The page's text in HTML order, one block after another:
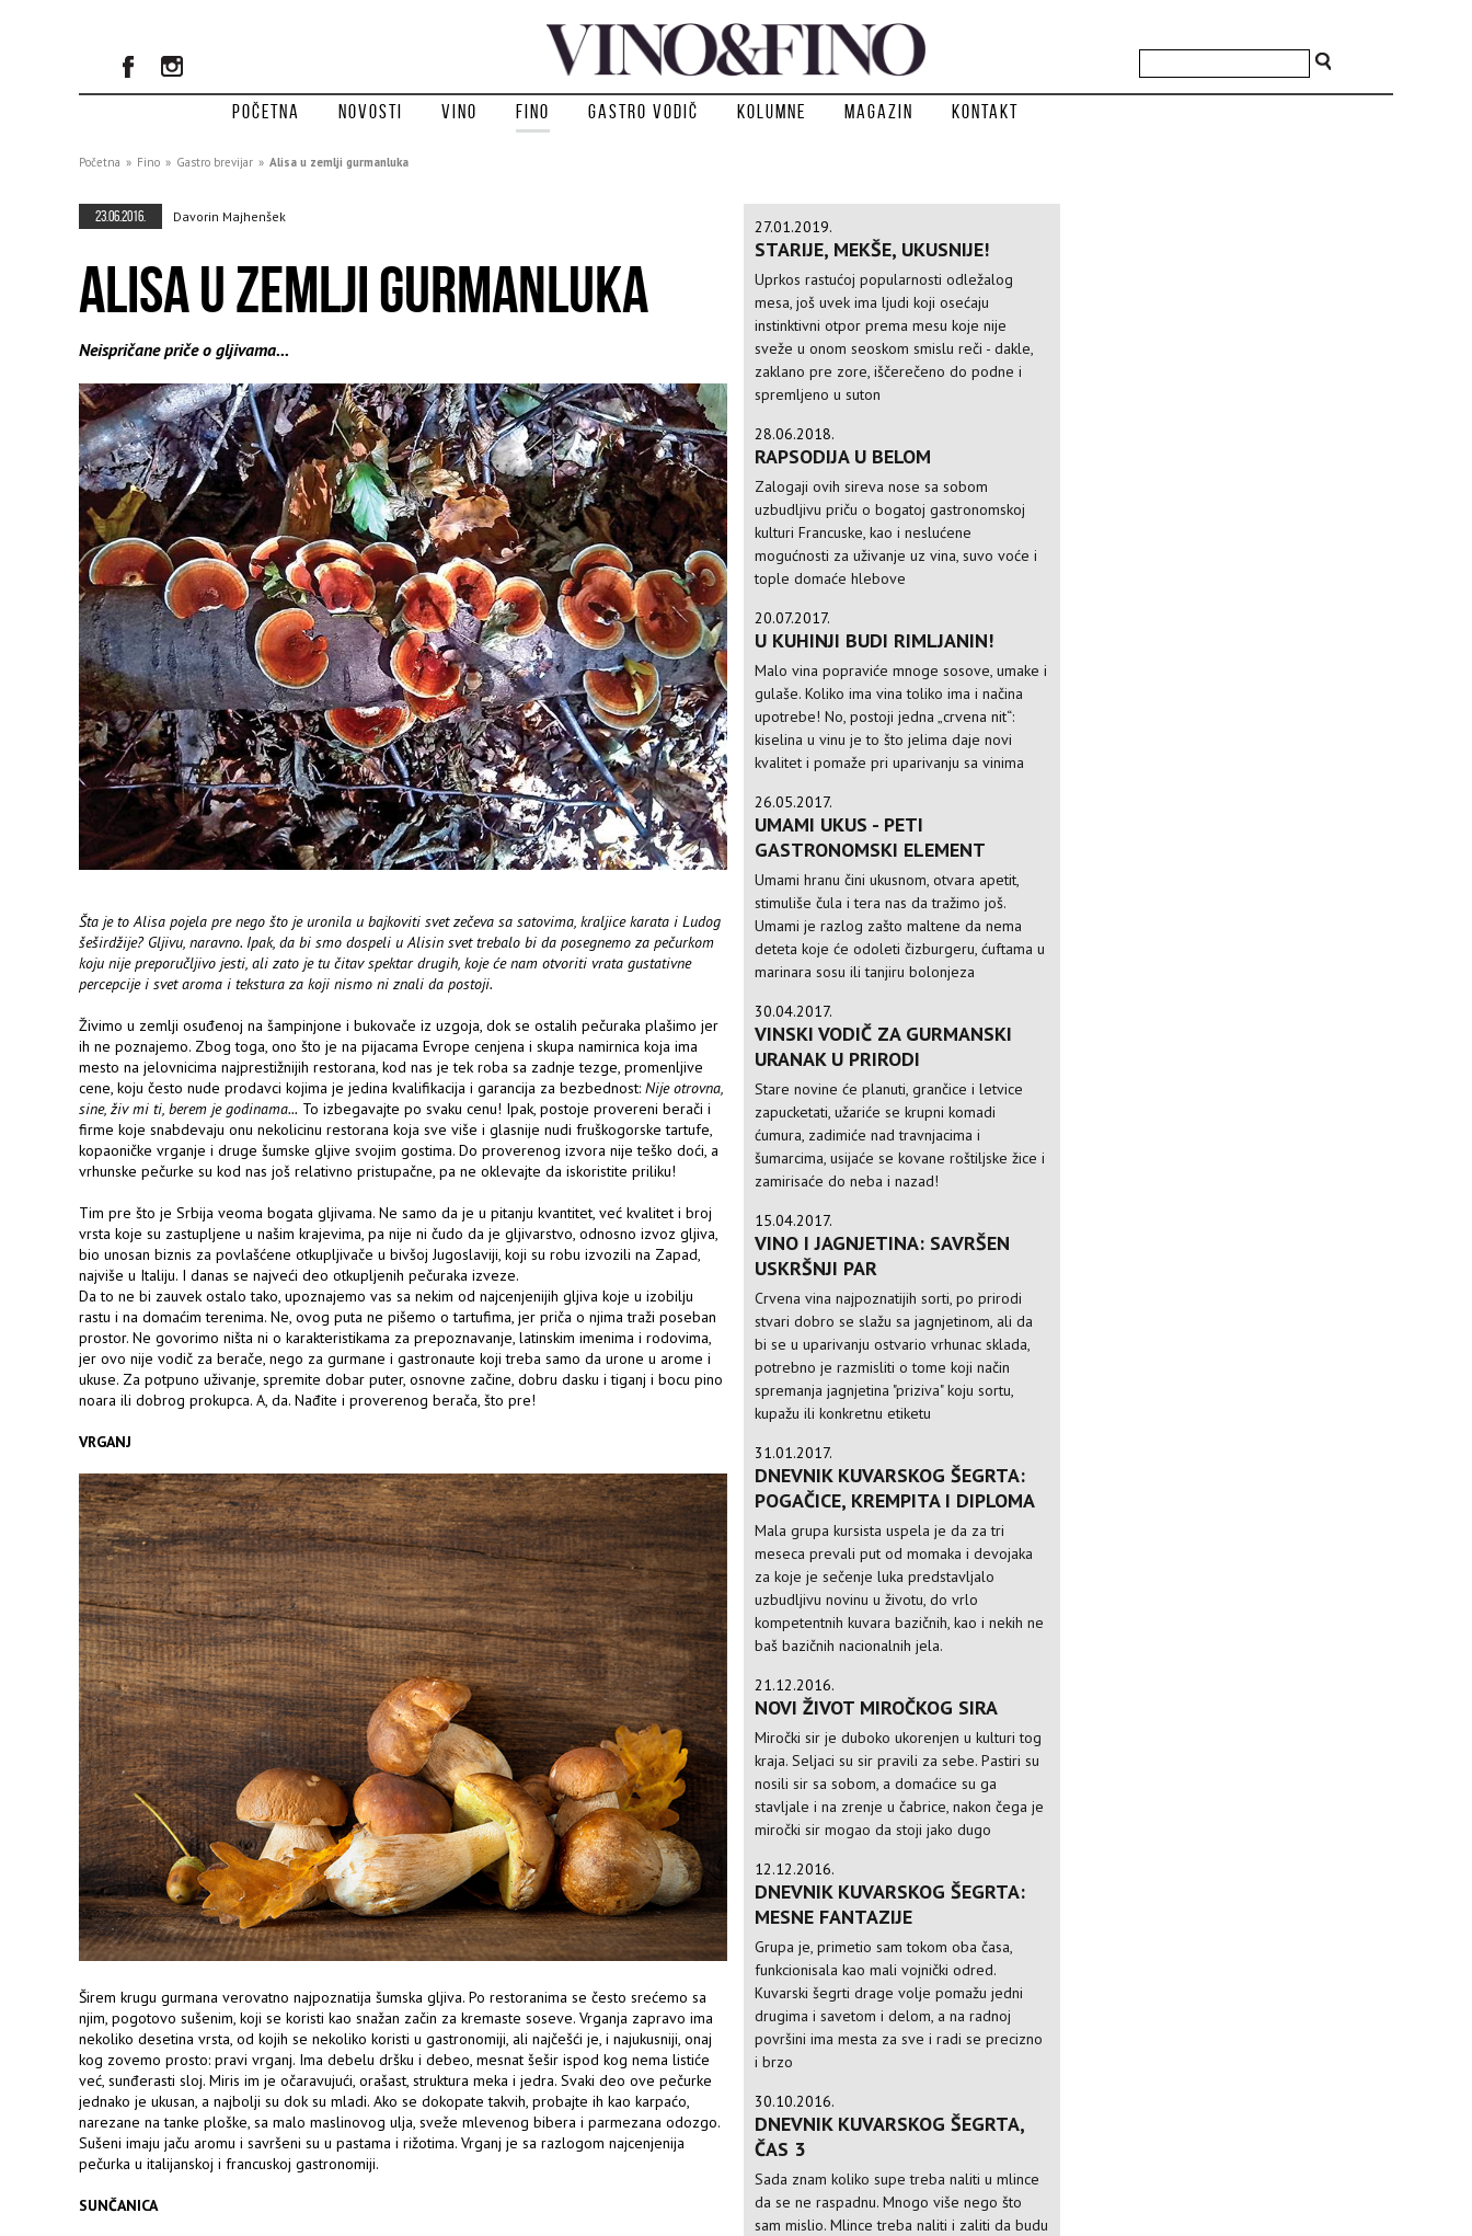
Početna Novosti Vino Fino Gastro vodič Kolumne Magazin Kontakt
Početna » Fino » Gastro brevijar » Alisa u zemlji gurmanluka
23.06.2016. Davorin Majhenšek
ALISA U ZEMLJI GURMANLUKA
Neispričane priče o gljivama...
Šta je to Alisa pojela pre nego što je uronila u bajkoviti svet zečeva sa satovima, kraljice karata i Ludog
šeširdžije? Gljivu, naravno. Ipak, da bi smo dospeli u Alisin svet trebalo bi da posegnemo za pečurkom
koju nije preporučljivo jesti, ali zato je tu čitav spektar drugih, koje će nam otvoriti vrata gustativne
percepcije i svet aroma i tekstura za koji nismo ni znali da postoji.
Živimo u zemlji osuđenoj na šampinjone i bukovače iz uzgoja, dok se ostalih pečuraka plašimo jer
ih ne poznajemo. Zbog toga, ono što je na pijacama Evrope cenjena i skupa namirnica koja ima
mesto na jelovnicima najprestižnijih restorana, kod nas je tek roba sa zadnje tezge, promenljive
cene, koju često nude prodavci kojima je jedina kvalifikacija i garancija za bezbednost: Nije otrovna,
sine, živ mi ti, berem je godinama... To izbegavajte po svaku cenu! Ipak, postoje provereni berači i
firme koje snabdevaju onu nekolicinu restorana koja sve više i glasnije nudi fruškogorske tartufe,
kopaoničke vrganje i druge šumske gljive svojim gostima. Do proverenog izvora nije teško doći, a
vrhunske pečurke su kod nas još relativno pristupačne, pa ne oklevajte da iskoristite priliku!
Tim pre što je Srbija veoma bogata gljivama. Ne samo da je u pitanju kvantitet, već kvalitet i broj
vrsta koje su zastupljene u našim krajevima, pa nije ni čudo da je gljivarstvo, odnosno izvoz gljiva,
bio unosan biznis za povlašćene otkupljivače u bivšoj Jugoslaviji, koji su robu izvozili na Zapad,
najviše u Italiju. I danas se najveći deo otkupljenih pečuraka izveze.
Da to ne bi zauvek ostalo tako, upoznajemo vas sa nekim od najcenjenijih gljiva koje u izobilju
rastu i na domaćim terenima. Ne, ovog puta ne pišemo o tartufima, jer priča o njima traži poseban
prostor. Ne govorimo ništa ni o karakteristikama za prepoznavanje, latinskim imenima i rodovima,
jer ovo nije vodič za berače, nego za gurmane i gastronaute koji treba samo da urone u arome i
ukuse. Za potpuno uživanje, spremite dobar puter, osnovne začine, dobru dasku i tiganj i bocu pino
noara ili dobrog prokupca. A, da. Nađite i proverenog berača, što pre!
VRGANJ
Širem krugu gurmana verovatno najpoznatija šumska gljiva. Po restoranima se često srećemo sa
njim, pogotovo sušenim, koji se koristi kao snažan začin za kremaste soseve. Vrganja zapravo ima
nekoliko desetina vrsta, od kojih se nekoliko koristi u gastronomiji, ali najčešći je, i najukusniji, onaj
kog zovemo prosto: pravi vrganj. Ima debelu dršku i debeo, mesnat šešir ispod kog nema listiće
već, sunđerasti sloj. Miris im je očaravujući, orašast, struktura meka i jedra. Svaki deo ove pečurke
jednako je ukusan, a najbolji su dok su mladi. Ako se dokopate takvih, probajte ih kao karpaćo,
narezane na tanke ploške, sa malo maslinovog ulja, sveže mlevenog bibera i parmezana odozgo.
Sušeni imaju jaču aromu i savršeni su u pastama i rižotima. Vrganj je sa razlogom najcenjenija
pečurka u italijanskoj i francuskoj gastronomiji.
SUNČANICA
27.01.2019.
STARIJE, MEKŠE, UKUSNIJE!
Uprkos rastućoj popularnosti odležalog
mesa, još uvek ima ljudi koji osećaju
instinktivni otpor prema mesu koje nije
sveže u onom seoskom smislu reči - dakle,
zaklano pre zore, iščerečeno do podne i
spremljeno u suton
28.06.2018.
RAPSODIJA U BELOM
Zalogaji ovih sireva nose sa sobom
uzbudljivu priču o bogatoj gastronomskoj
kulturi Francuske, kao i neslućene
mogućnosti za uživanje uz vina, suvo voće i
tople domaće hlebove
20.07.2017.
U KUHINJI BUDI RIMLJANIN!
Malo vina popraviće mnoge sosove, umake i
gulaše. Koliko ima vina toliko ima i načina
upotrebe! No, postoji jedna „crvena nit“:
kiselina u vinu je to što jelima daje novi
kvalitet i pomaže pri uparivanju sa vinima
26.05.2017.
UMAMI UKUS - PETI
GASTRONOMSKI ELEMENT
Umami hranu čini ukusnom, otvara apetit,
stimuliše čula i tera nas da tražimo još.
Umami je razlog zašto maltene da nema
deteta koje će odoleti čizburgeru, ćuftama u
marinara sosu ili tanjiru bolonjeza
30.04.2017.
VINSKI VODIČ ZA GURMANSKI
URANAK U PRIRODI
Stare novine će planuti, grančice i letvice
zapucketati, užariće se krupni komadi
ćumura, zadimiće nad travnjacima i
šumarcima, usijaće se kovane roštiljske žice i
zamirisaće do neba i nazad!
15.04.2017.
VINO I JAGNJETINA: SAVRŠEN
USKRŠNJI PAR
Crvena vina najpoznatijih sorti, po prirodi
stvari dobro se slažu sa jagnjetinom, ali da
bi se u uparivanju ostvario vrhunac sklada,
potrebno je razmisliti o tome koji način
spremanja jagnjetina "priziva" koju sortu,
kupažu ili konkretnu etiketu
31.01.2017.
DNEVNIK KUVARSKOG ŠEGRTA:
POGAČICE, KREMPITA I DIPLOMA
Mala grupa kursista uspela je da za tri
meseca prevali put od momaka i devojaka
za koje je sečenje luka predstavljalo
uzbudljivu novinu u životu, do vrlo
kompetentnih kuvara bazičnih, kao i nekih ne
baš bazičnih nacionalnih jela.
21.12.2016.
NOVI ŽIVOT MIROČKOG SIRA
Miročki sir je duboko ukorenjen u kulturi tog
kraja. Seljaci su sir pravili za sebe. Pastiri su
nosili sir sa sobom, a domaćice su ga
stavljale i na zrenje u čabrice, nakon čega je
miročki sir mogao da stoji jako dugo
12.12.2016.
DNEVNIK KUVARSKOG ŠEGRTA:
MESNE FANTAZIJE
Grupa je, primetio sam tokom oba časa,
funkcionisala kao mali vojnički odred.
Kuvarski šegrti drage volje pomažu jedni
drugima i savetom i delom, a na radnoj
površini ima mesta za sve i radi se precizno
i brzo
30.10.2016.
DNEVNIK KUVARSKOG ŠEGRTA,
ČAS 3
Sada znam koliko supe treba naliti u mlince
da se ne raspadnu. Mnogo više nego što
sam mislio. Mlince treba naliti i zaliti da budu